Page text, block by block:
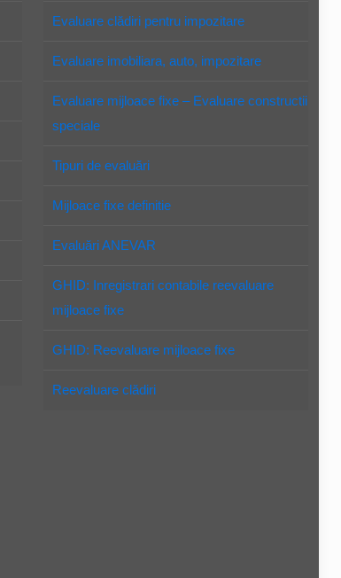
Evaluare clădiri pentru impozitare
Evaluare imobiliara, auto, impozitare
Evaluare mijloace fixe – Evaluare constructii
speciale
Tipuri de evaluări
Mijloace fixe definitie
Evaluări ANEVAR
GHID: Inregistrari contabile reevaluare
mijloace fixe
GHID: Reevaluare mijloace fixe
Reevaluare clădiri